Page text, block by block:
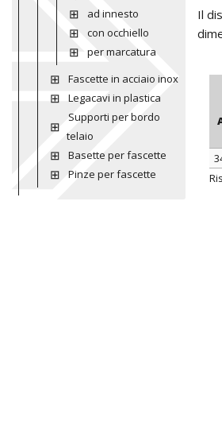
ad innesto
con occhiello
per marcatura
Fascette in acciaio inox
Legacavi in plastica
Supporti per bordo
telaio
Basette per fascette
Pinze per fascette
Il